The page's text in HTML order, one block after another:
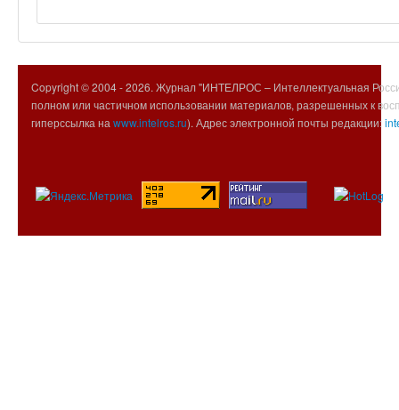
Copyright © 2004 -2026. Журнал "ИНТЕЛРОС – Интеллектуальная
полном или частичном использовании материалов, разрешенных к
гиперссылка на www.intelros.ru). Адрес электронной почты редакции: